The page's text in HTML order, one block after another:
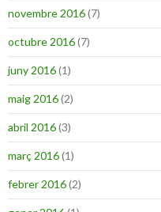
novembre 2016(7)
octubre 2016(7)
juny 2016(1)
maig 2016(2)
abril 2016(3)
març 2016(1)
febrer 2016(2)